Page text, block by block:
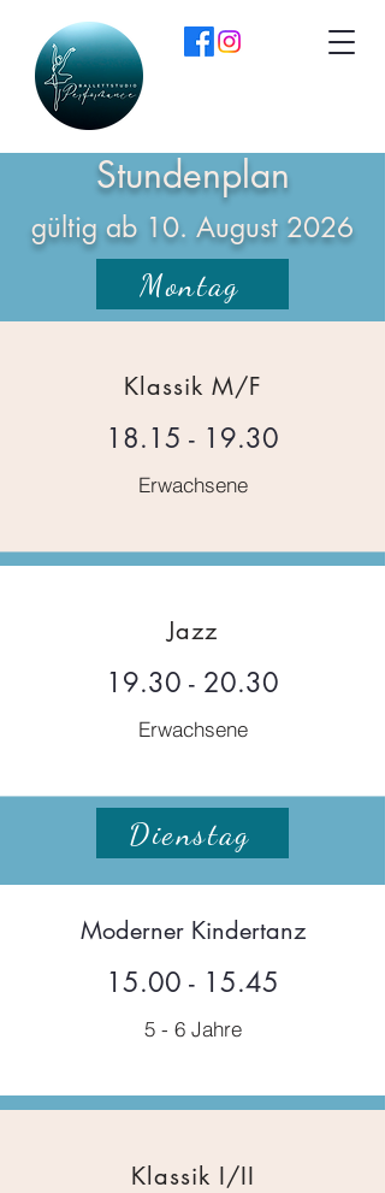
Stundenplan
gültig ab 10. August 2026
Montag
Klassik M/F
18.15 - 19.30
Erwachsene
Jazz
19.30 - 20.30
Erwachsene
Dienstag
Moderner Kindertanz
15.00 - 15.45
5 - 6 Jahre
Klassik I/II